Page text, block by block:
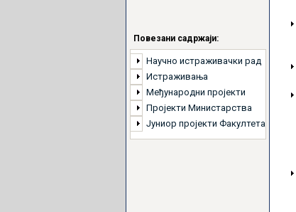
Повезани садржаји:
Научно истраживачки рад
Истраживања
Међународни пројекти
Пројекти Министарства
Јуниор пројекти Факултета